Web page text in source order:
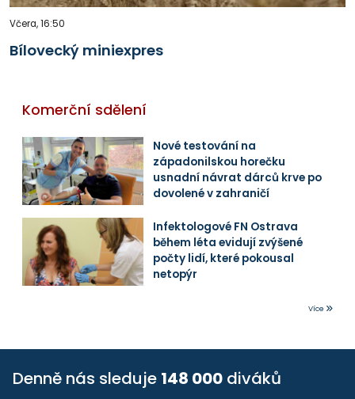
Včera, 16:50
Bílovecký miniexpres
Komerční sdělení
Nové testování na
západonilskou horečku
usnadní návrat dárců krve po
dovolené v zahraničí
Infektologové FN Ostrava
během léta evidují zvýšené
počty lidí, které pokousal
netopýr
Více
Denně nás sleduje 148 000 diváků